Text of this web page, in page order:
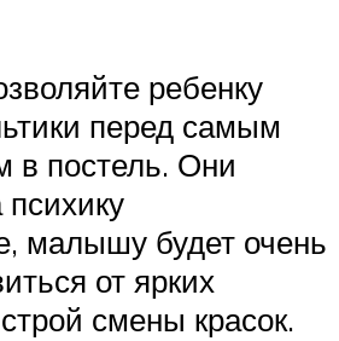
ребенку
перед самым
в постель. Они
малышу будет очень
от ярких
смены красок.